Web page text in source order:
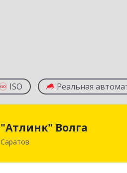
ISO Реальная
"Атлинк" Волга
Саратов
410040, Саратовская обл,